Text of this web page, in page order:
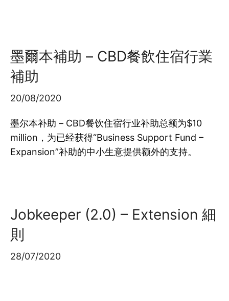
墨爾本補助 – CBD餐飲住宿行業
補助
20/08/2020
墨尔本补助 – CBD餐饮住宿行业补助总额为$10
million，为已经获得“Business Support Fund –
Expansion”补助的中小生意提供额外的支持。
Jobkeeper (2.0) – Extension 細
則
28/07/2020